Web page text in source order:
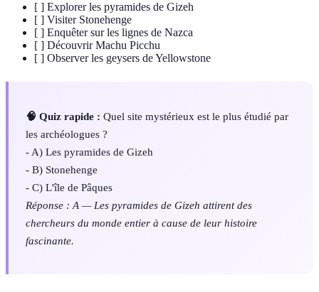
[ ] Explorer les pyramides de Gizeh
[ ] Visiter Stonehenge
[ ] Enquêter sur les lignes de Nazca
[ ] Découvrir Machu Picchu
[ ] Observer les geysers de Yellowstone
🧠 Quiz rapide : Quel site mystérieux est le plus étudié par
les archéologues ?
- A) Les pyramides de Gizeh
- B) Stonehenge
- C) L'île de Pâques
Réponse : A — Les pyramides de Gizeh attirent des
chercheurs du monde entier à cause de leur histoire
fascinante.